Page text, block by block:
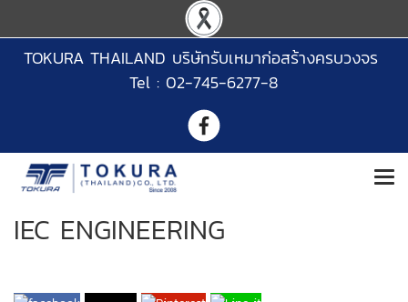
TOKURA THAILAND บริษัทรับเหมาก่อสร้างครบวงจร
Tel : 02-745-6277-8
IEC ENGINEERING